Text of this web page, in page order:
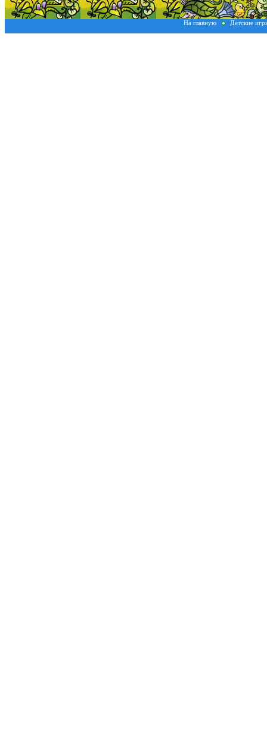
На главную Детские